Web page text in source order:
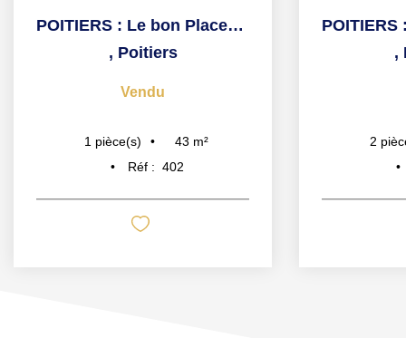
POITIERS : Le bon Placement
, Poitiers
Vendu
1 pièce(s) 43 m²
Réf : 402
,
2